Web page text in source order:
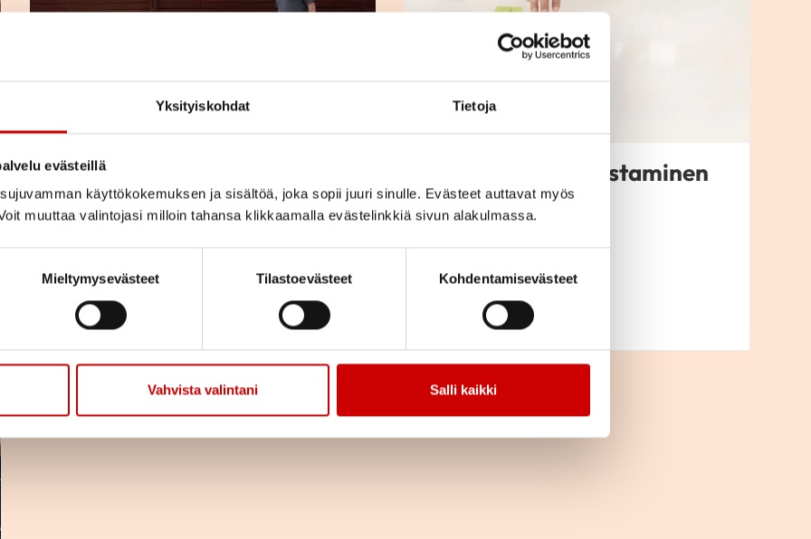
Yksityiskohdat Tietoja
evästeillä
käyttökokemuksen ja sisältöä, joka sopii juuri sinulle. Evästeet auttavat myös
muuttaa valintojasi milloin tahansa klikkaamalla evästelinkkiä sivun alakulmassa.
Mieltymysevästeet Tilastoevästeet Kohdentamisevästeet
Vahvista valintani Salli kaikki
Toiminnan vakuutukset
LUE ARTIKKELI
Yhdistyksen perustaminen
ja purkautuminen
LUE ARTIKKELI